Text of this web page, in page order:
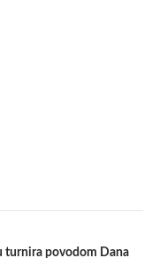
turnira povodom Dana